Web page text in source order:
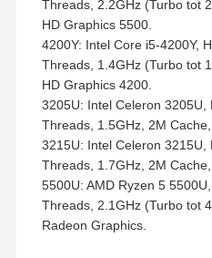
Threads, 2.2GHz (Turbo tot
HD Graphics 5500.
4200Y: Intel Core i5-4200Y,
Threads, 1.4GHz (Turbo tot
HD Graphics 4200.
3205U: Intel Celeron 3205U,
Threads, 1.5GHz, 2M
3215U: Intel Celeron 3215U,
Threads, 1.7GHz, 2M
5500U: AMD Ryzen 5
Threads, 2.1GHz (Turbo tot
Radeon Graphics.